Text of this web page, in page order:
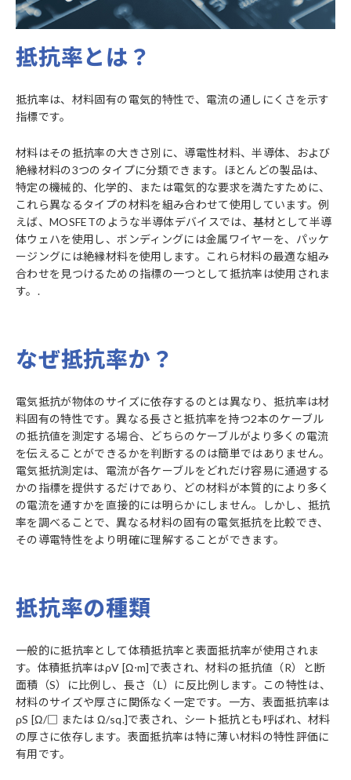
抵抗率とは？
抵抗率は、材料固有の電気的特性で、電流の通しにくさを示す
指標です。
材料はその抵抗率の大きさ別に、導電性材料、半導体、および
絶縁材料の3つのタイプに分類できます。ほとんどの製品は、
特定の機械的、化学的、または電気的な要求を満たすために、
これら異なるタイプの材料を組み合わせて使用しています。例
えば、MOSFETのような半導体デバイスでは、基材として半導
体ウェハを使用し、ボンディングには金属ワイヤーを、パッケ
ージングには絶縁材料を使用します。これら材料の最適な組み
合わせを見つけるための指標の一つとして抵抗率は使用されま
す。.
なぜ抵抗率か？
電気抵抗が物体のサイズに依存するのとは異なり、抵抗率は材
料固有の特性です。異なる長さと抵抗率を持つ2本のケーブル
の抵抗値を測定する場合、どちらのケーブルがより多くの電流
を伝えることができるかを判断するのは簡単ではありません。
電気抵抗測定は、電流が各ケーブルをどれだけ容易に通過する
かの指標を提供するだけであり、どの材料が本質的により多く
の電流を通すかを直接的には明らかにしません。しかし、抵抗
率を調べることで、異なる材料の固有の電気抵抗を比較でき、
その導電特性をより明確に理解することができます。
抵抗率の種類
一般的に抵抗率として体積抵抗率と表面抵抗率が使用されま
す。体積抵抗率はρV [Ω⋅m]で表され、材料の抵抗値（R）と断
面積（S）に比例し、長さ（L）に反比例します。この特性は、
材料のサイズや厚さに関係なく一定です。一方、表面抵抗率は
ρS [Ω/□ または Ω/sq.]で表され、シート抵抗とも呼ばれ、材料
の厚さに依存します。表面抵抗率は特に薄い材料の特性評価に
有用です。